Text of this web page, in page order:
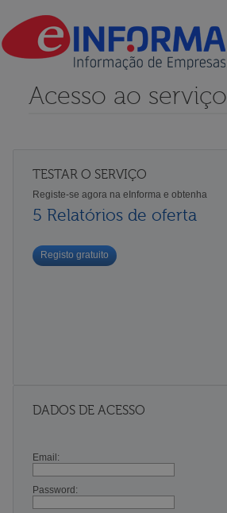
Acesso ao serviço
TESTAR O SERVIÇO
Registe-se agora na eInforma e obtenha
5 Relatórios de oferta
Registo gratuito
DADOS DE ACESSO
Email:
Password: